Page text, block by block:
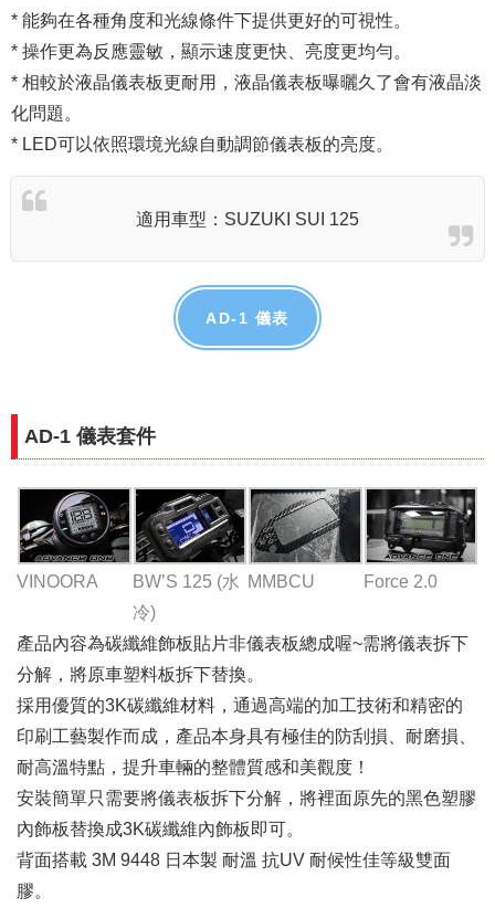
* 能夠在各種角度和光線條件下提供更好的可視性。
* 操作更為反應靈敏，顯示速度更快、亮度更均勻。
* 相較於液晶儀表板更耐用，液晶儀表板曝曬久了會有液晶淡
化問題。
* LED可以依照環境光線自動調節儀表板的亮度。
適用車型：SUZUKI SUI 125
AD-1 儀表
AD-1 儀表套件
VINOORA
BW’S 125 (水
冷)
MMBCU Force 2.0
產品內容為碳纖維飾板貼片非儀表板總成喔~需將儀表拆下
分解，將原車塑料板拆下替換。
採用優質的3K碳纖維材料，通過高端的加工技術和精密的
印刷工藝製作而成，產品本身具有極佳的防刮損、耐磨損、
耐高溫特點，提升車輛的整體質感和美觀度！
安裝簡單只需要將儀表板拆下分解，將裡面原先的黑色塑膠
內飾板替換成3K碳纖維內飾板即可。
背面搭載 3M 9448 日本製 耐溫 抗UV 耐候性佳等級雙面
膠。